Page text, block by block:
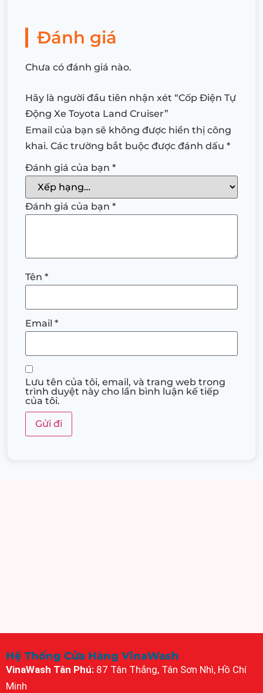
Đánh giá
Chưa có đánh giá nào.
Hãy là người đầu tiên nhận xét “Cốp Điện Tự
Động Xe Toyota Land Cruiser”
Email của bạn sẽ không được hiển thị công
khai. Các trường bắt buộc được đánh dấu *
Đánh giá của bạn *
Đánh giá của bạn *
Tên *
Email *
Lưu tên của tôi, email, và trang web trong
trình duyệt này cho lần bình luận kế tiếp
của tôi.
Hệ Thống Cửa Hàng VinaWash
VinaWash Tân Phú: 87 Tân Thắng, Tân Sơn Nhì, Hồ Chí
Minh